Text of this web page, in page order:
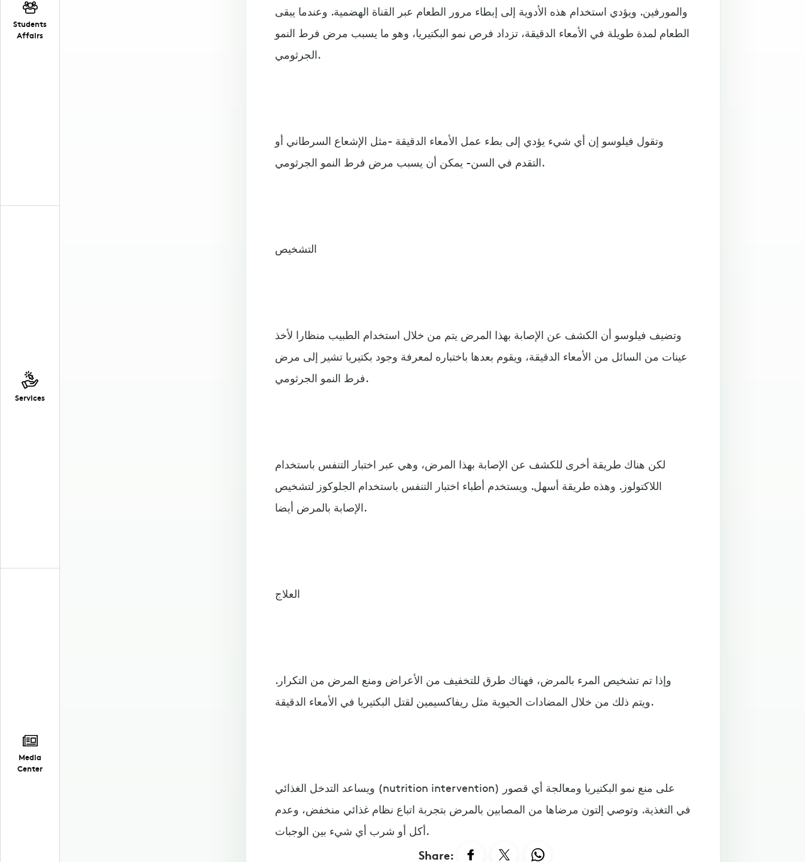
Students
Affairs
Services
Media
Center
والمورفين. ويؤدي استخدام هذه الأدوية إلى إبطاء مرور الطعام عبر القناة الهضمية. وعندما يبقى
الطعام لمدة طويلة في الأمعاء الدقيقة، تزداد فرص نمو البكتيريا، وهو ما يسبب مرض فرط النمو
الجرثومي.
وتقول فيلوسو إن أي شيء يؤدي إلى بطء عمل الأمعاء الدقيقة -مثل الإشعاع السرطاني أو
التقدم في السن- يمكن أن يسبب مرض فرط النمو الجرثومي.
التشخيص
وتضيف فيلوسو أن الكشف عن الإصابة بهذا المرض يتم من خلال استخدام الطبيب منظارا لأخذ
عينات من السائل من الأمعاء الدقيقة، ويقوم بعدها باختباره لمعرفة وجود بكتيريا تشير إلى مرض
فرط النمو الجرثومي.
لكن هناك طريقة أخرى للكشف عن الإصابة بهذا المرض، وهي عبر اختبار التنفس باستخدام
اللاكتولوز. وهذه طريقة أسهل. ويستخدم أطباء اختبار التنفس باستخدام الجلوكوز لتشخيص
الإصابة بالمرض أيضا.
العلاج
وإذا تم تشخيص المرء بالمرض، فهناك طرق للتخفيف من الأعراض ومنع المرض من التكرار.
ويتم ذلك من خلال المضادات الحيوية مثل ريفاكسيمين لقتل البكتيريا في الأمعاء الدقيقة.
ويساعد التدخل الغذائي (nutrition intervention) على منع نمو البكتيريا ومعالجة أي قصور
في التغذية. وتوصي إلتون مرضاها من المصابين بالمرض بتجربة اتباع نظام غذائي منخفض، وعدم
أكل أو شرب أي شيء بين الوجبات.
Share: